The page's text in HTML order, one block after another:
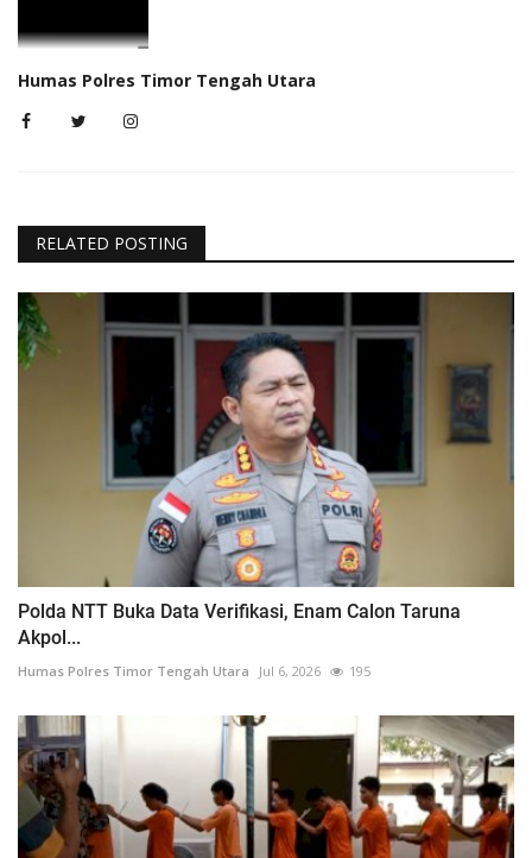
Humas Polres Timor Tengah Utara
RELATED POSTING
Polda NTT Buka Data Verifikasi, Enam Calon Taruna
Akpol...
Humas Polres Timor Tengah Utara Jul 6, 2026 195